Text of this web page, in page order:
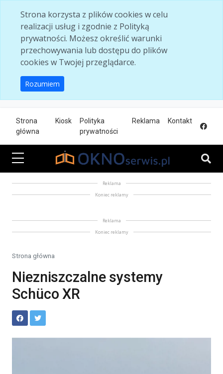
Strona korzysta z plików cookies w celu
realizacji usług i zgodnie z Polityką
prywatności. Możesz określić warunki
przechowywania lub dostępu do plików
cookies w Twojej przeglądarce.
Rozumiem
Strona
główna
Kiosk
Polityka
prywatności
Reklama Kontakt
Reklama
Koniec reklamy
Reklama
Koniec reklamy
Strona główna
Niezniszczalne systemy
Schüco XR